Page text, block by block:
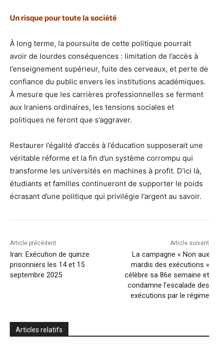
Un risque pour toute la société
À long terme, la poursuite de cette politique pourrait
avoir de lourdes conséquences : limitation de l’accès à
l’enseignement supérieur, fuite des cerveaux, et perte de
confiance du public envers les institutions académiques.
À mesure que les carrières professionnelles se ferment
aux Iraniens ordinaires, les tensions sociales et
politiques ne feront que s’aggraver.
Restaurer l’égalité d’accès à l’éducation supposerait une
véritable réforme et la fin d’un système corrompu qui
transforme les universités en machines à profit. D’ici là,
étudiants et familles continueront de supporter le poids
écrasant d’une politique qui privilégie l’argent au savoir.
Article précédent
Iran: Exécution de quinze
prisonniers les 14 et 15
septembre 2025
Article suivant
La campagne « Non aux
mardis des exécutions »
célèbre sa 86e semaine et
condamne l’escalade des
exécutions par le régime
Articles relatifs